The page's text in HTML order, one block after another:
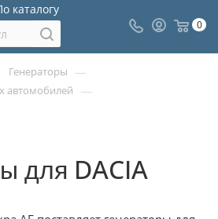
каталогу
0
Генераторы —
автомобилей —
для DACIA